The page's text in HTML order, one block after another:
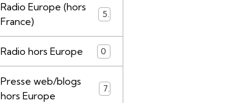
Radio Europe (hors
France)
5
Radio hors Europe 0
Presse web/blogs
hors Europe
7